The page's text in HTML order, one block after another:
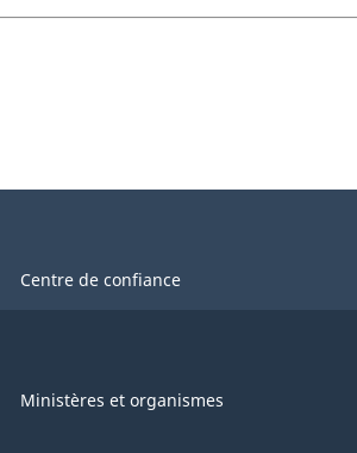
Centre de confiance
Ministères et organismes